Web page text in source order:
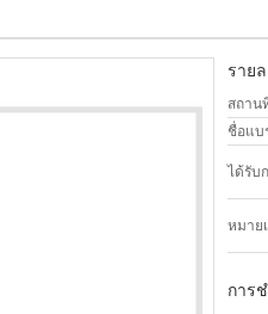
ราย
สถาน
ชื่อแบ
ได้รับ
หมาย
การ